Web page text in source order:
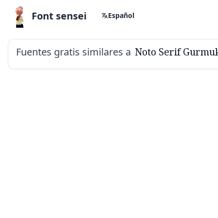
Font sensei Español
Fuentes gratis similares a Noto Serif